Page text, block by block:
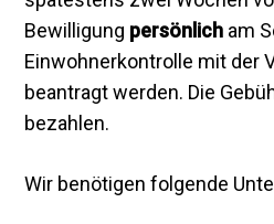
Bewilligung persönlich am
Einwohnerkontrolle mit der
beantragt werden. Die
bezahlen.
Wir benötigen folgende